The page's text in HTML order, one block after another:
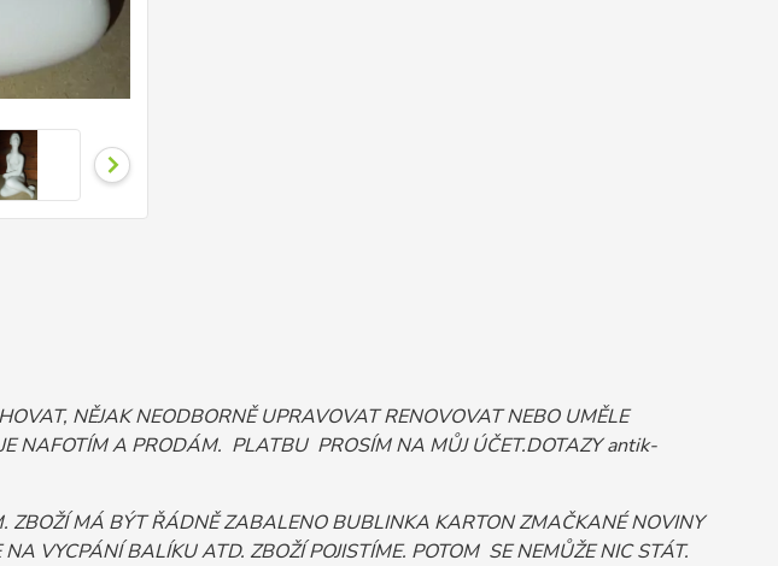
NĚJAK NEODBORNĚ UPRAVOVAT RENOVOVAT NEBO UMĚLE
NAFOTÍM A PRODÁM. PLATBU PROSÍM NA MŮJ ÚČET.DOTAZY antik-
ZBOŽÍ MÁ BÝT ŘÁDNĚ ZABALENO BUBLINKA KARTON ZMAČKANÉ NOVINY
VYCPÁNÍ BALÍKU ATD. ZBOŽÍ POJISTÍME. POTOM SE NEMŮŽE NIC STÁT.